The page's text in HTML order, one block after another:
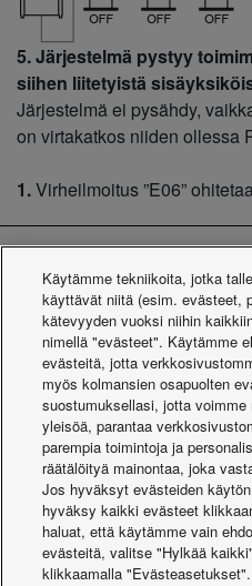
5. Järjestelmä pystyy
siihen liitetyistä
Järjestelmä ei pysähdy,
on virtakatkos niiden ollessa
1.Virheilmoitus ”E06”
6. Toiminta jatkuu myös
Varmistaa lämmityksen ja
AUTOMAATTINEN
Järjestelmä jatkaa
puhallinmoottori ja lämpötila-
(vaikka kaksi tai useampia
yksikön kompressori
Käytämme tekniikoita, jotka
käyttävät niitä (esim. evästeet,
kätevyyden vuoksi niihin
nimellä "evästeet". Käytämme
evästeitä, jotta
myös kolmansien osapuolten
suostumuksellasi, jotta
yleisöä, parantaa
parempia toimintoja ja
räätälöityä mainontaa, joka
Jos hyväksyt evästeiden
hyväksy kaikki evästeet
haluat, että käytämme vain
evästeitä, valitse "Hylkää
klikkaamalla